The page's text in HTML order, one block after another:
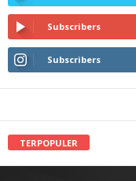
Subscribers
Subscribers